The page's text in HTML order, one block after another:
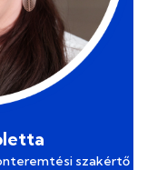
szakértő